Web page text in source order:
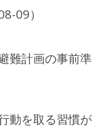
09）
難計画の事前準
動を取る習慣が